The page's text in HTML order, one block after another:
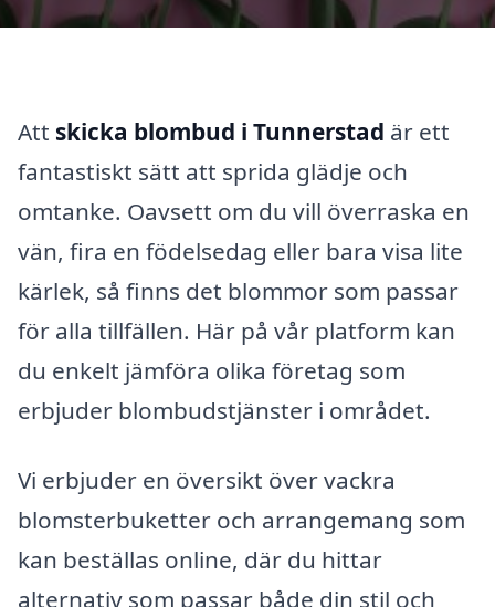
Att skicka blombud i Tunnerstad är ett
fantastiskt sätt att sprida glädje och
omtanke. Oavsett om du vill överraska en
vän, fira en födelsedag eller bara visa lite
kärlek, så finns det blommor som passar
för alla tillfällen. Här på vår platform kan
du enkelt jämföra olika företag som
erbjuder blombudstjänster i området.
Vi erbjuder en översikt över vackra
blomsterbuketter och arrangemang som
kan beställas online, där du hittar
alternativ som passar både din stil och